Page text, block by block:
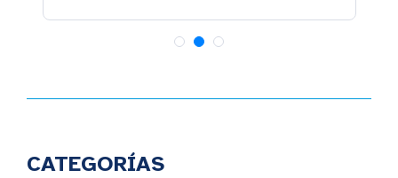
CATEGORÍAS